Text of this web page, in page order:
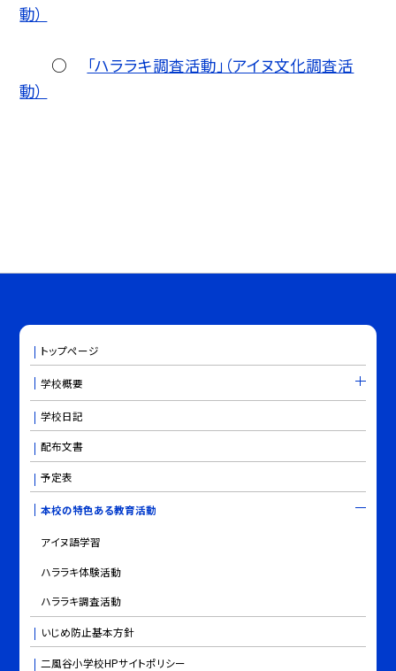
動）
○
「ハララキ調査活動」（アイヌ文化調査活
動）
トップページ
学校概要
学校日記
配布文書
予定表
本校の特色ある教育活動
アイヌ語学習
ハララキ体験活動
ハララキ調査活動
いじめ防止基本方針
二風谷小学校HPサイトポリシー